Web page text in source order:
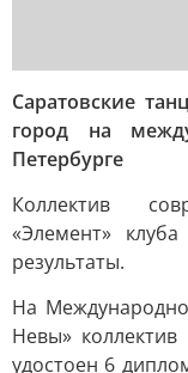
Саратовские
город на
Петербурге
Коллектив
«Элемент»
результаты.
На
Невы»
удостоен 6